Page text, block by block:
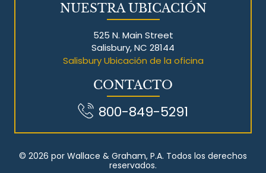
NUESTRA UBICACIÓN
525 N. Main Street
Salisbury, NC 28144
Salisbury Ubicación de la oficina
CONTACTO
800-849-5291
© 2026 por Wallace & Graham, P.A. Todos los derechos
reservados.